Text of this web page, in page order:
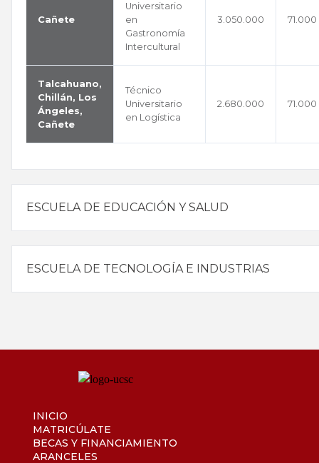
Cañete
Universitario
en
Gastronomía
Intercultural
3.050.000 71.000
Talcahuano,
Chillán, Los
Ángeles,
Cañete
Técnico
Universitario
en Logística
2.680.000 71.000
ESCUELA DE EDUCACIÓN Y SALUD
ESCUELA DE TECNOLOGÍA E INDUSTRIAS
INICIO
MATRICÚLATE
BECAS Y FINANCIAMIENTO
ARANCELES